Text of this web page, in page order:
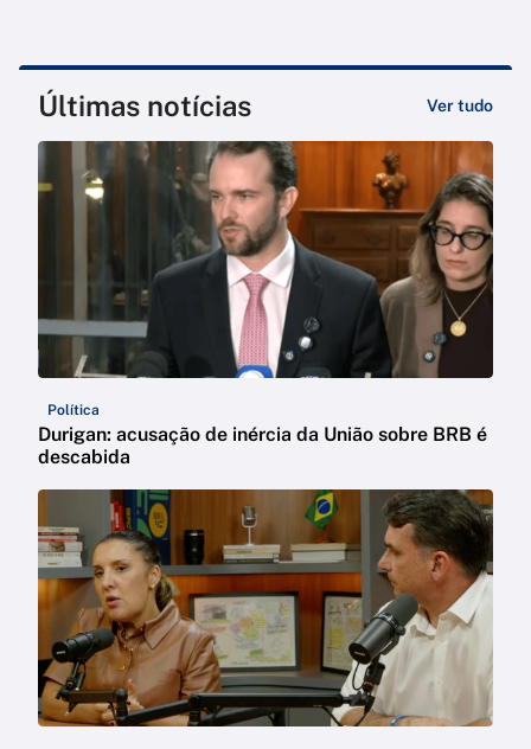
Últimas notícias Ver tudo
Política
Durigan: acusação de inércia da União sobre BRB é
descabida